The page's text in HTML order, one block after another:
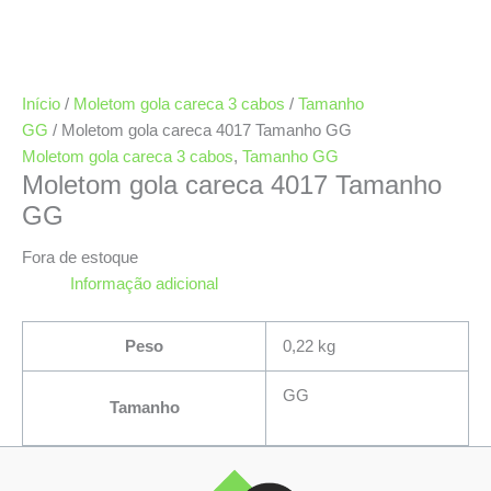
Início / Moletom gola careca 3 cabos / Tamanho
GG / Moletom gola careca 4017 Tamanho GG
Moletom gola careca 3 cabos, Tamanho GG
Moletom gola careca 4017 Tamanho
GG
Fora de estoque
Informação adicional
Peso 0,22 kg
Tamanho
GG